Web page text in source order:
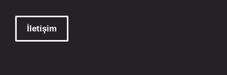
İletişim